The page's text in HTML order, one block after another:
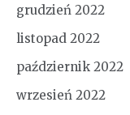
grudzień 2022
listopad 2022
październik 2022
wrzesień 2022